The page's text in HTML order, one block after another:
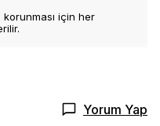
korunması için her
Yorum Yap